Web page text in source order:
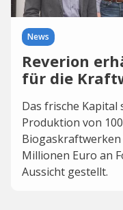
News
Reverion
für die
Das frische
Produktion von
Biogaskraftwerken
Millionen Euro an
Aussicht gestellt.